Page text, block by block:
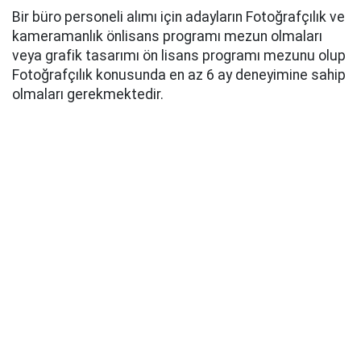
Bir büro personeli alımı için adayların Fotoğrafçılık ve
kameramanlık önlisans programı mezun olmaları
veya grafik tasarımı ön lisans programı mezunu olup
Fotoğrafçılık konusunda en az 6 ay deneyimine sahip
olmaları gerekmektedir.